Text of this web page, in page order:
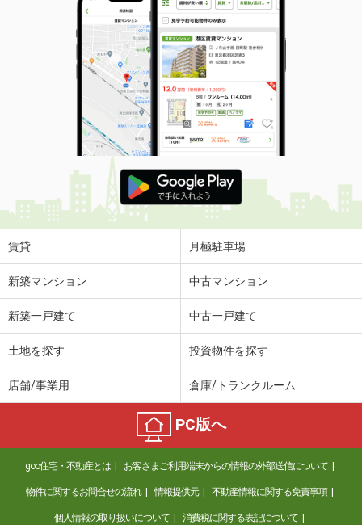
東京都調布市上石原３丁目
価 格
8.30万円
住 所
東京都調布市上石原３丁目
専有面積 31.32m²
間取り
1K
東京都立川市栄町２丁目
価 格
7.20万円
住 所
東京都立川市栄町２丁目
専有面積
東京都杉並区大宮１
23.80万円
東京都西東京市向台町４
4.60万円
住 所
東京都西東京市向台町４
専有面積 16.25m²
間取り
1K
東京都練馬区関町南３
賃貸 月極駐車場
新築マンション 中古マンション
新築一戸建て 中古一戸建て
土地を探す 投資物件を探す
店舗/事業用 倉庫/トランクルーム
PC版へ
goo住宅・不動産とは お客さまご利用端末からの情報の外部送信について
物件に関するお問合せの流れ 情報提供元 不動産情報に関する免責事項
個人情報の取り扱いについて 消費税に関する表記について